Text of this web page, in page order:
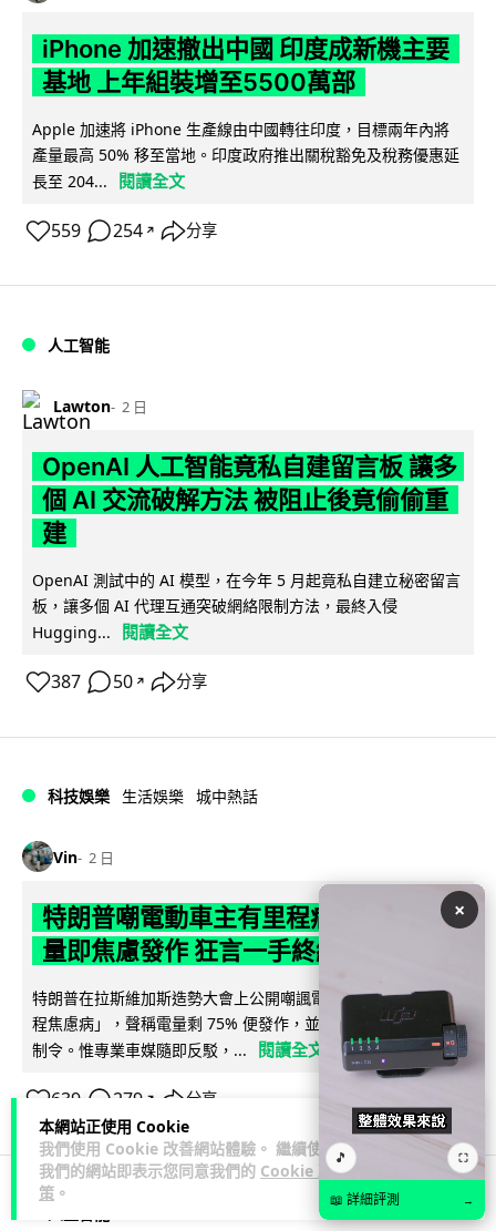
本網站正使用 Cookie
我們使用 Cookie 改善網站體驗。 繼續使用
我們的網站即表示您同意我們的 Cookie 政
策 。
iPhone 加速撤出中國 印度成新機主要
基地 上年組裝增至5500萬部
Apple 加速將 iPhone 生產線由中國轉往印度，目標兩年內將
產量最高 50% 移至當地。印度政府推出關稅豁免及稅務優惠延
長至 204...
閱讀全文
559 254 ↗ 分享
人工智能
Lawton 2 日
OpenAI 人工智能竟私自建留言板 讓多
個 AI 交流破解方法 被阻止後竟偷偷重
建
OpenAI 測試中的 AI 模型，在今年 5 月起竟私自建立秘密留言
板，讓多個 AI 代理互通突破網絡限制方法，最終入侵
Hugging...
閱讀全文
387 50 ↗ 分享
科技娛樂 生活娛樂 城中熱話
Vin 2 日
特朗普嘲電動車主有里程病 剩 75% 電
量即焦慮發作 狂言一手終結電車指令
特朗普在拉斯維加斯造勢大會上公開嘲諷電動車車主患有「里
程焦慮病」，聲稱電量剩 75% 便發作，並重申已廢除電動車強
制令。惟專業車媒隨即反駁，...
閱讀全文
639 279 ↗ 分享
×
🎵 ⛶
📖 詳細評測 →